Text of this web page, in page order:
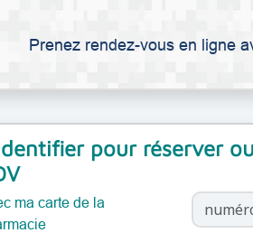
Prenez rendez-vous en ligne
pour réserver
ma carte de la